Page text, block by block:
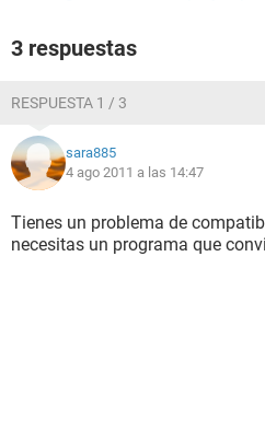
3 respuestas
RESPUESTA 1 / 3
sara885
4 ago 2011 a las 14:47
Tienes un problema de
necesitas un programa que